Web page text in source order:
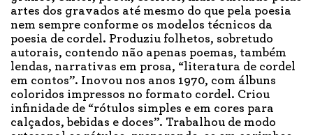
artes dos gravados até mesmo do que pela poesia
nem sempre conforme os modelos técnicos da
poesia de cordel. Produziu folhetos, sobretudo
autorais, contendo não apenas poemas, também
lendas, narrativas em prosa, “literatura de cordel
em contos”. Inovou nos anos 1970, com álbuns
coloridos impressos no formato cordel. Criou
infinidade de “rótulos simples e em cores para
calçados, bebidas e doces”. Trabalhou de modo